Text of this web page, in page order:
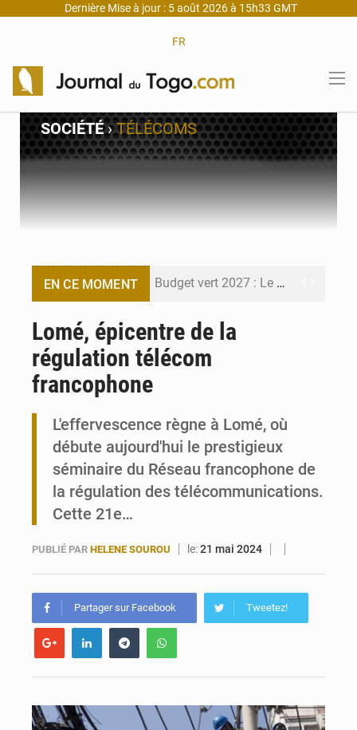
Dernière Mise à jour : 5 août 2026 à 15h33 GMT
FR
SOCIÉTÉ›TÉLÉCOMS
EN CE MOMENT Budget vert 2027 : Le ministère de l’Économie forme ses cadres à Lomé
Victoire Dogbé prône l’engagement politique des femmes à Kigali
Lomé, épicentre de la
régulation télécom
francophone
L'effervescence règne à Lomé, où
débute aujourd'hui le prestigieux
séminaire du Réseau francophone de
la régulation des télécommunications.
Cette 21e…
PUBLIÉ PAR HELENE SOUROU le:21 mai 2024
Partager sur Facebook Tweetez!